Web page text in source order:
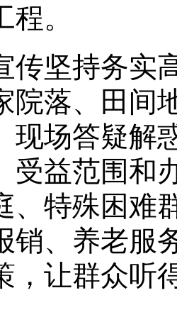
。
坚持务实高
院落、田间
现场答疑解
受益范围和
、特殊困难
销、养老服
，让群众听